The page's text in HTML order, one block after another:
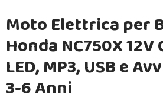
Moto Elettrica per
Honda NC750X 12V
LED, MP3, USB e
3-6 Anni